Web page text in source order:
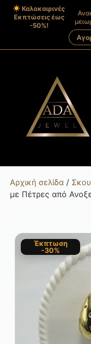
Καλοκαιρινές
Εκπτώσεις έως
-50%!
Αρχική σελίδα /
με Πέτρες από
Έκπτωση
-30%